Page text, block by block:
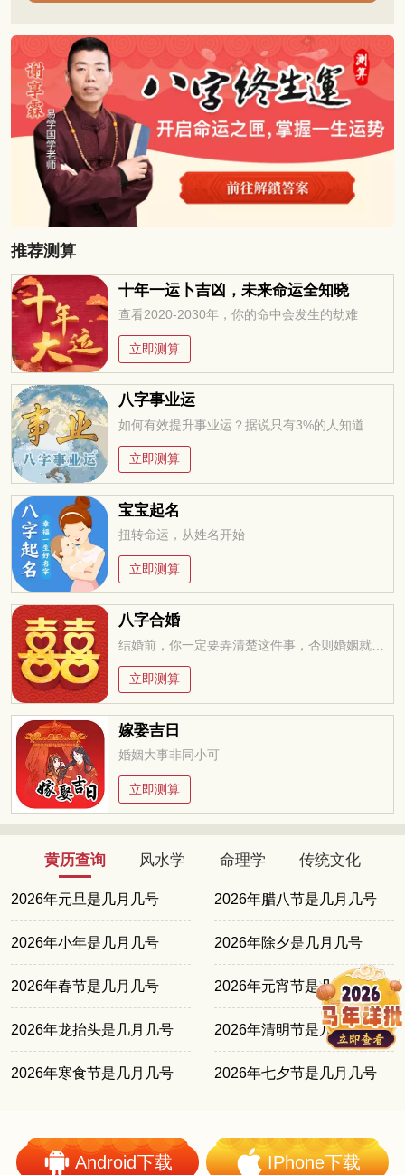
推荐测算
十年一运卜吉凶，未来命运全知晓
查看2020-2030年，你的命中会发生的劫难
立即测算
八字事业运
如何有效提升事业运？据说只有3%的人知道
立即测算
宝宝起名
扭转命运，从姓名开始
立即测算
八字合婚
立即测算
嫁娶吉日
婚姻大事非同小可
立即测算
黄历查询 风水学 命理学 传统文化
2026年元旦是几月几号 2026年腊八节是几月几号
2026年小年是几月几号 2026年除夕是几月几号
2026年春节是几月几号 2026年元宵节是几月几号
2026年龙抬头是几月几号 2026年清明节是几月几号
2026年寒食节是几月几号 2026年七夕节是几月几号
Android下载 IPhone下载